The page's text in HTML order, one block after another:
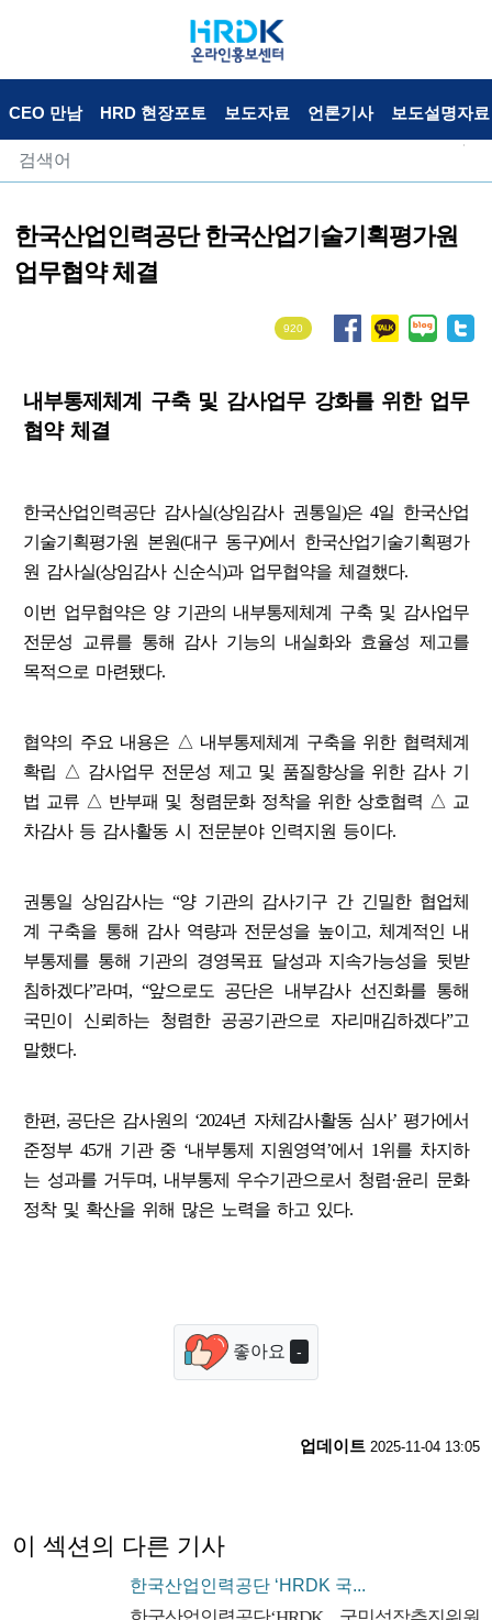
CEO 만남 HRD 현장포토 보도자료 언론기사 보도설명자료
한국산업인력공단 한국산업기술기획평가원
업무협약 체결
920
내부통제체계 구축 및 감사업무 강화를 위한 업무
협약 체결
한국산업인력공단 감사실(상임감사 권통일)은 4일 한국산업
기술기획평가원 본원(대구 동구)에서 한국산업기술기획평가
원 감사실(상임감사 신순식)과 업무협약을 체결했다.
이번 업무협약은 양 기관의 내부통제체계 구축 및 감사업무
전문성 교류를 통해 감사 기능의 내실화와 효율성 제고를
목적으로 마련됐다.
협약의 주요 내용은 △ 내부통제체계 구축을 위한 협력체계
확립 △ 감사업무 전문성 제고 및 품질향상을 위한 감사 기
법 교류 △ 반부패 및 청렴문화 정착을 위한 상호협력 △ 교
차감사 등 감사활동 시 전문분야 인력지원 등이다.
권통일 상임감사는 “양 기관의 감사기구 간 긴밀한 협업체
계 구축을 통해 감사 역량과 전문성을 높이고, 체계적인 내
부통제를 통해 기관의 경영목표 달성과 지속가능성을 뒷받
침하겠다”라며, “앞으로도 공단은 내부감사 선진화를 통해
국민이 신뢰하는 청렴한 공공기관으로 자리매김하겠다”고
말했다.
한편, 공단은 감사원의 ‘2024년 자체감사활동 심사’ 평가에서
준정부 45개 기관 중 ‘내부통제 지원영역’에서 1위를 차지하
는 성과를 거두며, 내부통제 우수기관으로서 청렴·윤리 문화
정착 및 확산을 위해 많은 노력을 하고 있다.
좋아요 -
업데이트2025-11-04 13:05
이 섹션의 다른 기사
한국산업인력공단 ‘HRDK 국...